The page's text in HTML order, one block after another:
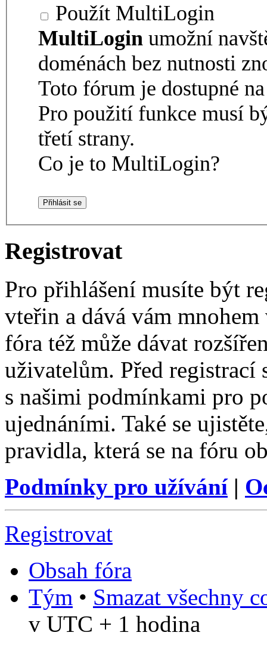
Použít MultiLogin
MultiLogin umožní
doménách bez nutnosti
Toto fórum je dostupné
Pro použití funkce musí
třetí strany.
Co je to MultiLogin?
Registrovat
Pro přihlášení musíte být
vteřin a dává vám
fóra též může dávat
uživatelům. Před registrací
s našimi podmínkami pro
ujednáními. Také se
pravidla, která se na fóru
Podmínky pro užívání|
Registrovat
Obsah fóra
Tým • Smazat všechny
v UTC + 1 hodina